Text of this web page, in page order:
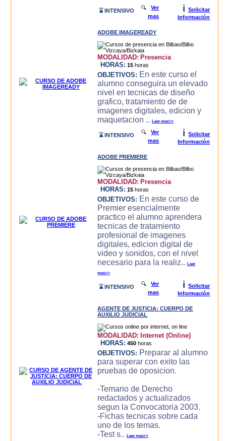
⌛ INTENSIVO 🔍Ver
mas
i
Solicitar
Información
ADOBE IMAGEREADY
MODALIDAD: Presencia
HORAS: 15 horas
OBJETIVOS: En este curso el
alumno conseguira un elevado
nivel en tecnicas de diseño
grafico, tratamiento de de
imagenes digitales, edicion y
maquetacion ..Leer mas>>
⌛ INTENSIVO 🔍Ver
mas
i
Solicitar
Información
ADOBE PREMIERE
MODALIDAD: Presencia
HORAS: 15 horas
OBJETIVOS: En este curso de
Premier esencialmente
practico el alumno aprendera
tecnicas de tratamiento
profesional de imagenes
digitales, edicion digital de
video y sonidos, con el nivel
necesario para la realiz..Leer
mas>>
⌛ INTENSIVO 🔍Ver
mas
i
Solicitar
Información
AGENTE DE JUSTICIA: CUERPO DE
AUXILIO JUDICIAL
MODALIDAD: Internet (Online)
HORAS: 450 horas
OBJETIVOS: Preparar al alumno
para superar con exito las
pruebas de oposicion.
-Temario de Derecho
redactados y actualizados
segun la Convocatoria 2003.
-Fichas tecnicas sobre cada
uno de los temas.
-Test s..Leer mas>>